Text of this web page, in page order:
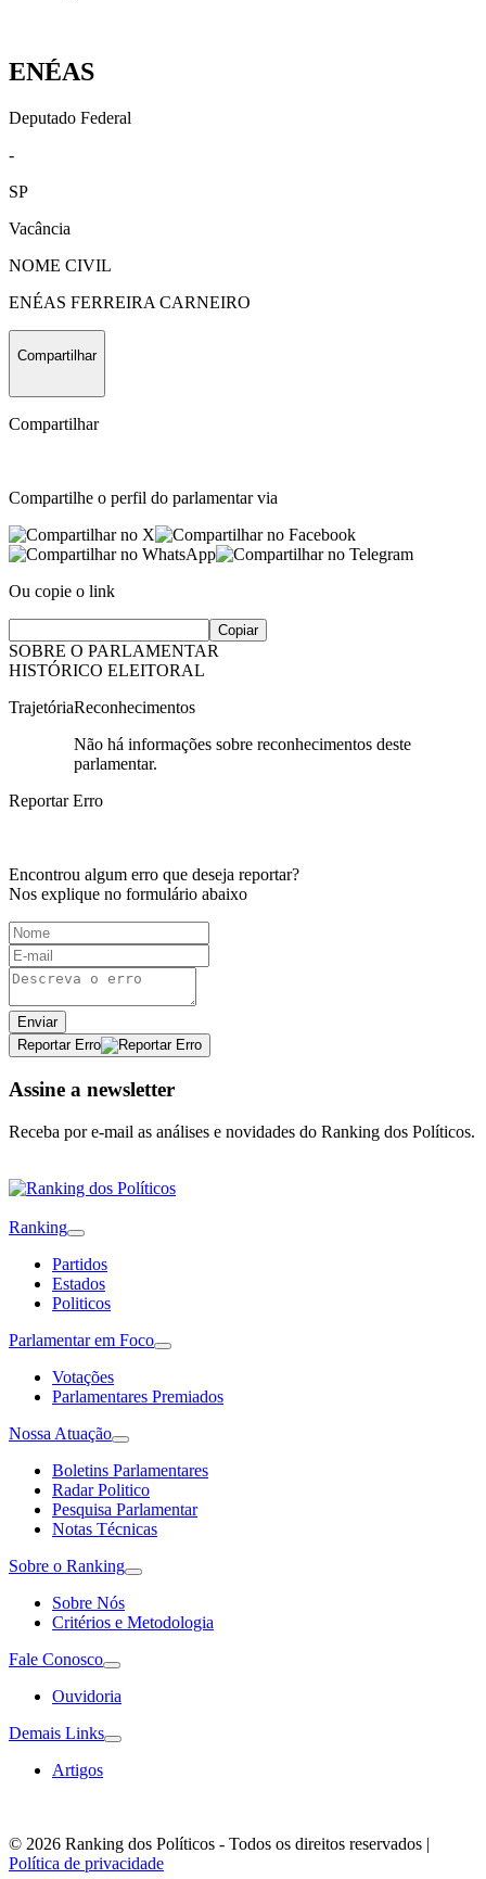
ENÉAS
Deputado Federal
-
SP
Vacância
NOME CIVIL
ENÉAS FERREIRA CARNEIRO
Compartilhar
Compartilhar
Compartilhe o perfil do parlamentar via
Ou copie o link
Copiar
SOBRE O PARLAMENTAR
HISTÓRICO ELEITORAL
TrajetóriaReconhecimentos
Não há informações sobre reconhecimentos deste
parlamentar.
Reportar Erro
Encontrou algum erro que deseja reportar?
Nos explique no formulário abaixo
Enviar
Reportar Erro
Assine a newsletter
Receba por e-mail as análises e novidades do Ranking dos Políticos.
Ranking
Partidos
Estados
Politicos
Parlamentar em Foco
Votações
Parlamentares Premiados
Nossa Atuação
Boletins Parlamentares
Radar Politico
Pesquisa Parlamentar
Notas Técnicas
Sobre o Ranking
Sobre Nós
Critérios e Metodologia
Fale Conosco
Ouvidoria
Demais Links
Artigos
© 2026 Ranking dos Políticos - Todos os direitos reservados |
Política de privacidade